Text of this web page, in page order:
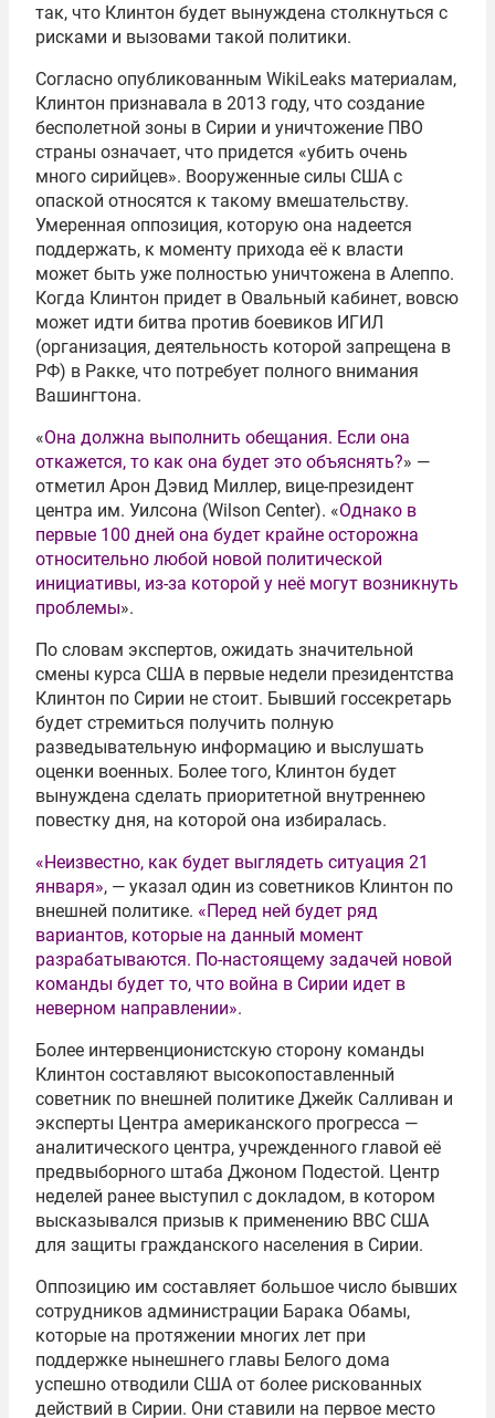
так, что Клинтон будет вынуждена столкнуться с
рисками и вызовами такой политики.
Согласно опубликованным WikiLeaks материалам,
Клинтон признавала в 2013 году, что создание
бесполетной зоны в Сирии и уничтожение ПВО
страны означает, что придется «убить очень
много сирийцев». Вооруженные силы США с
опаской относятся к такому вмешательству.
Умеренная оппозиция, которую она надеется
поддержать, к моменту прихода её к власти
может быть уже полностью уничтожена в Алеппо.
Когда Клинтон придет в Овальный кабинет, вовсю
может идти битва против боевиков ИГИЛ
(организация, деятельность которой запрещена в
РФ) в Ракке, что потребует полного внимания
Вашингтона.
«Она должна выполнить обещания. Если она
откажется, то как она будет это объяснять?» —
отметил Арон Дэвид Миллер, вице-президент
центра им. Уилсона (Wilson Center). «Однако в
первые 100 дней она будет крайне осторожна
относительно любой новой политической
инициативы, из-за которой у неё могут возникнуть
проблемы».
По словам экспертов, ожидать значительной
смены курса США в первые недели президентства
Клинтон по Сирии не стоит. Бывший госсекретарь
будет стремиться получить полную
разведывательную информацию и выслушать
оценки военных. Более того, Клинтон будет
вынуждена сделать приоритетной внутреннею
повестку дня, на которой она избиралась.
«Неизвестно, как будет выглядеть ситуация 21
января», — указал один из советников Клинтон по
внешней политике. «Перед ней будет ряд
вариантов, которые на данный момент
разрабатываются. По-настоящему задачей новой
команды будет то, что война в Сирии идет в
неверном направлении».
Более интервенционистскую сторону команды
Клинтон составляют высокопоставленный
советник по внешней политике Джейк Салливан и
эксперты Центра американского прогресса —
аналитического центра, учрежденного главой её
предвыборного штаба Джоном Подестой. Центр
неделей ранее выступил с докладом, в котором
высказывался призыв к применению ВВС США
для защиты гражданского населения в Сирии.
Оппозицию им составляет большое число бывших
сотрудников администрации Барака Обамы,
которые на протяжении многих лет при
поддержке нынешнего главы Белого дома
успешно отводили США от более рискованных
действий в Сирии. Они ставили на первое место